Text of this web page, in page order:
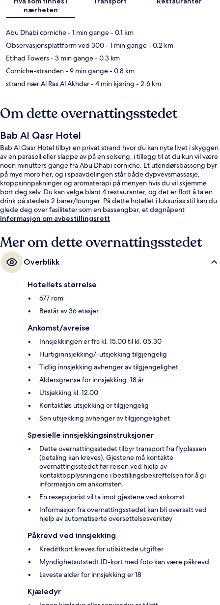
nærheten
Abu Dhabi corniche- 1 min gange- 0.1 km
Observasjonsplattform ved 300- 1 min gange- 0.2 km
Etihad Towers- 3 min gange- 0.3 km
Corniche-stranden- 9 min gange- 0.8 km
strand nær Al Ras Al Akhdar- 4 min kjøring - 2.6 km
Om dette overnattingsstedet
Bab Al Qasr Hotel
Bab Al Qasr Hotel tilbyr en privat strand hvor du kan nyte livet i skyggen
av en parasoll eller slappe av på en solseng, i tillegg til at du kun vil være
noen minutters gange fra Abu Dhabi corniche. Et utendørsbasseng byr
på mye moro her, og i spaavdelingen står både dypvevsmassasje,
kroppsinnpakninger og aromaterapi på menyen hvis du vil skjemme
bort deg selv. Du kan velge blant 4 restauranter, og det er flott å ta en
drink på stedets 2 barer/lounger. På dette hotellet i luksuriøs stil kan du
glede deg over fasiliteter som en bassengbar, et døgnåpent
treningssenter og et treningssenter. Andre reisende skryter av blant
Informasjon om avbestillingsrett
Mer om dette overnattingsstedet
Overblikk
Hotellets størrelse
677 rom
Består av 36 etasjer
Ankomst/avreise
Innsjekkingen er fra kl. 15.00 til kl. 05.30
Hurtiginnsjekking/-utsjekking tilgjengelig
Tidlig innsjekking avhenger av tilgjengelighet
Aldersgrense for innsjekking: 18 år
Utsjekking kl. 12.00
Kontaktløs utsjekking er tilgjengelig
Sen utsjekking avhenger av tilgjengelighet
Spesielle innsjekkingsinstruksjoner
Dette overnattingsstedet tilbyr transport fra flyplassen
(betaling kan kreves). Gjestene må kontakte
overnattingsstedet før reisen ved hjelp av
kontaktopplysningene i bestillingsbekreftelsen for å gi
informasjon om ankomsten
En resepsjonist vil ta imot gjestene ved ankomst
Informasjon fra overnattingsstedet kan bli oversatt ved
hjelp av automatiserte oversettelsesverktøy
Påkrevd ved innsjekking
Kredittkort kreves for utilsiktede utgifter
Myndighetsutstedt ID-kort med foto kan være påkrevd
Laveste alder for innsjekking er 18
Kjæledyr